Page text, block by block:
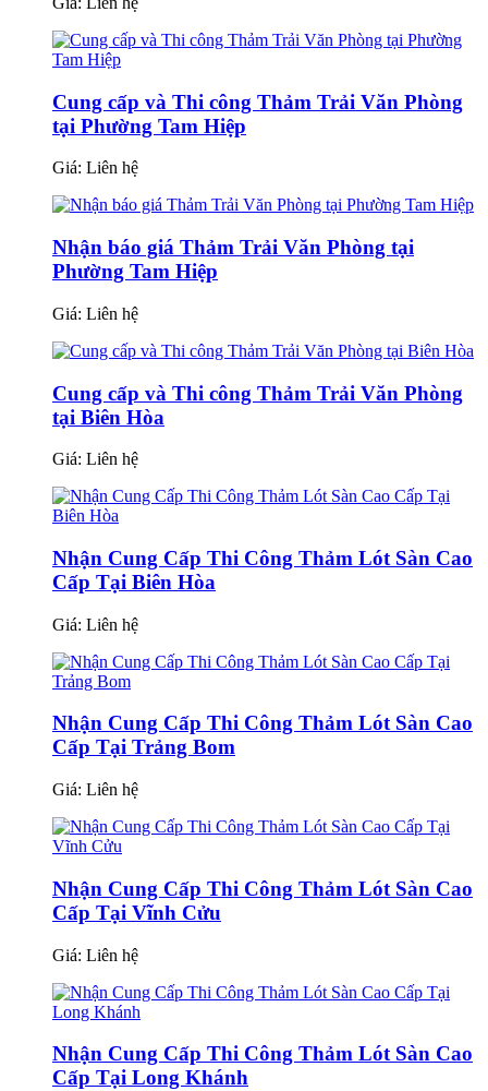
Cung cấp và Thi công Thảm Trải Văn Phòng
tại Phường Tam Hiệp
Giá: Liên hệ
Nhận báo giá Thảm Trải Văn Phòng tại
Phường Tam Hiệp
Giá: Liên hệ
Cung cấp và Thi công Thảm Trải Văn Phòng
tại Biên Hòa
Giá: Liên hệ
Nhận Cung Cấp Thi Công Thảm Lót Sàn Cao
Cấp Tại Biên Hòa
Giá: Liên hệ
Nhận Cung Cấp Thi Công Thảm Lót Sàn Cao
Cấp Tại Trảng Bom
Giá: Liên hệ
Nhận Cung Cấp Thi Công Thảm Lót Sàn Cao
Cấp Tại Vĩnh Cửu
Giá: Liên hệ
Nhận Cung Cấp Thi Công Thảm Lót Sàn Cao
Cấp Tại Long Khánh